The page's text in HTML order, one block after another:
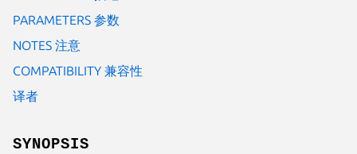
PARAMETERS 参数
NOTES 注意
COMPATIBILITY 兼容性
译者
SYNOPSIS